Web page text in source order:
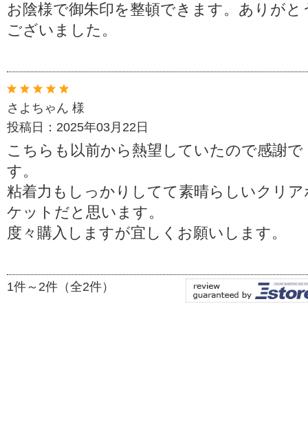
お陰様で御朱印を整頓できます。ありがと
ございました。
さよちゃん 様
投稿日：2025年03月22日
こちらも以前から熱望していたので感謝で
す。
粘着力もしっかりしてて素晴らしいクリア
ケットだと思います。
度々購入しますが宜しくお願いします。
1件～2件（全2件）